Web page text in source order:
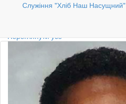
Служіння "Хліб Наш Насущний"
Переглянути усе